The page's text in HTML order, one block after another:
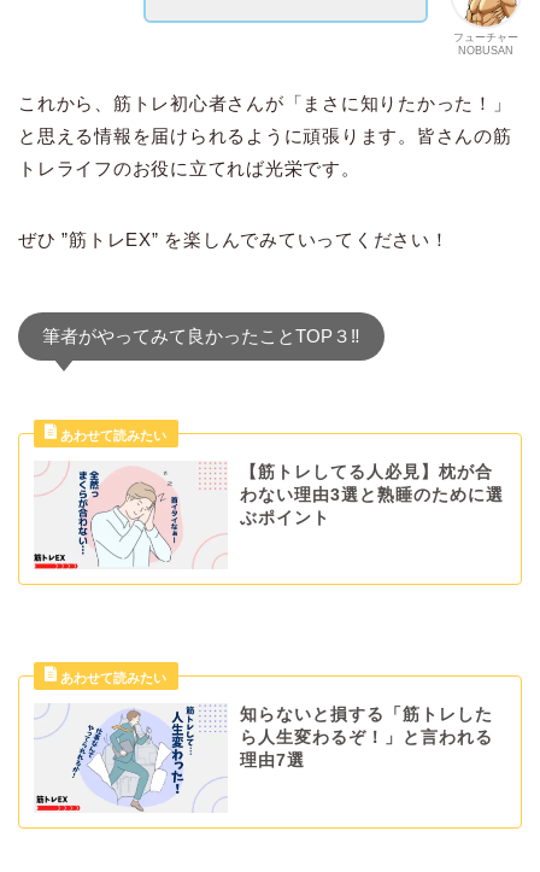
フューチャー
NOBUSAN
これから、筋トレ初心者さんが「まさに知りたかった！」
と思える情報を届けられるように頑張ります。皆さんの筋
トレライフのお役に立てれば光栄です。
ぜひ ”筋トレEX” を楽しんでみていってください！
筆者がやってみて良かったことTOP３‼
【筋トレしてる人必見】枕が合
わない理由3選と熟睡のために選
ぶポイント
知らないと損する「筋トレした
ら人生変わるぞ！」と言われる
理由7選